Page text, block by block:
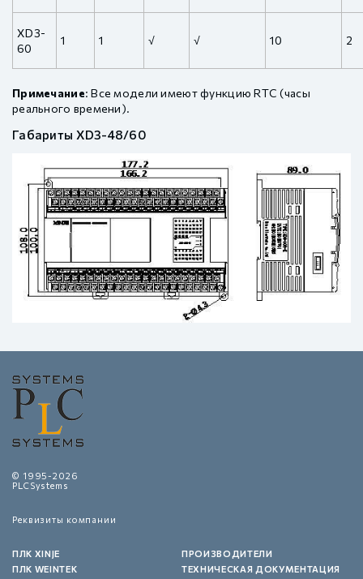
XD3-
60
1 1 √ √ 10 2
Примечание: Все модели имеют функцию RTC (часы
реального времени).
Габариты XD3-48/60
© 1995-2026
PLCSystems
Реквизиты компании
ПЛК XINJE
ПЛК WEINTEK
ПРОИЗВОДИТЕЛИ
ТЕХНИЧЕСКАЯ ДОКУМЕНТАЦИЯ